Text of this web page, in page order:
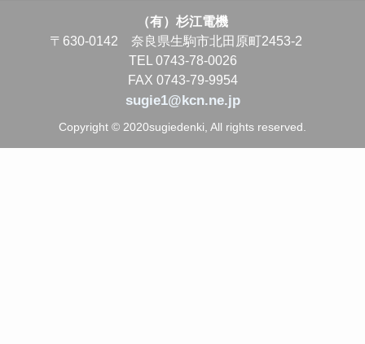
（有）杉江電機
〒630-0142 奈良県生駒市北田原町2453-2
TEL 0743-78-0026
FAX 0743-79-9954
sugie1@kcn.ne.jp
Copyright © 2020sugiedenki, All rights reserved.